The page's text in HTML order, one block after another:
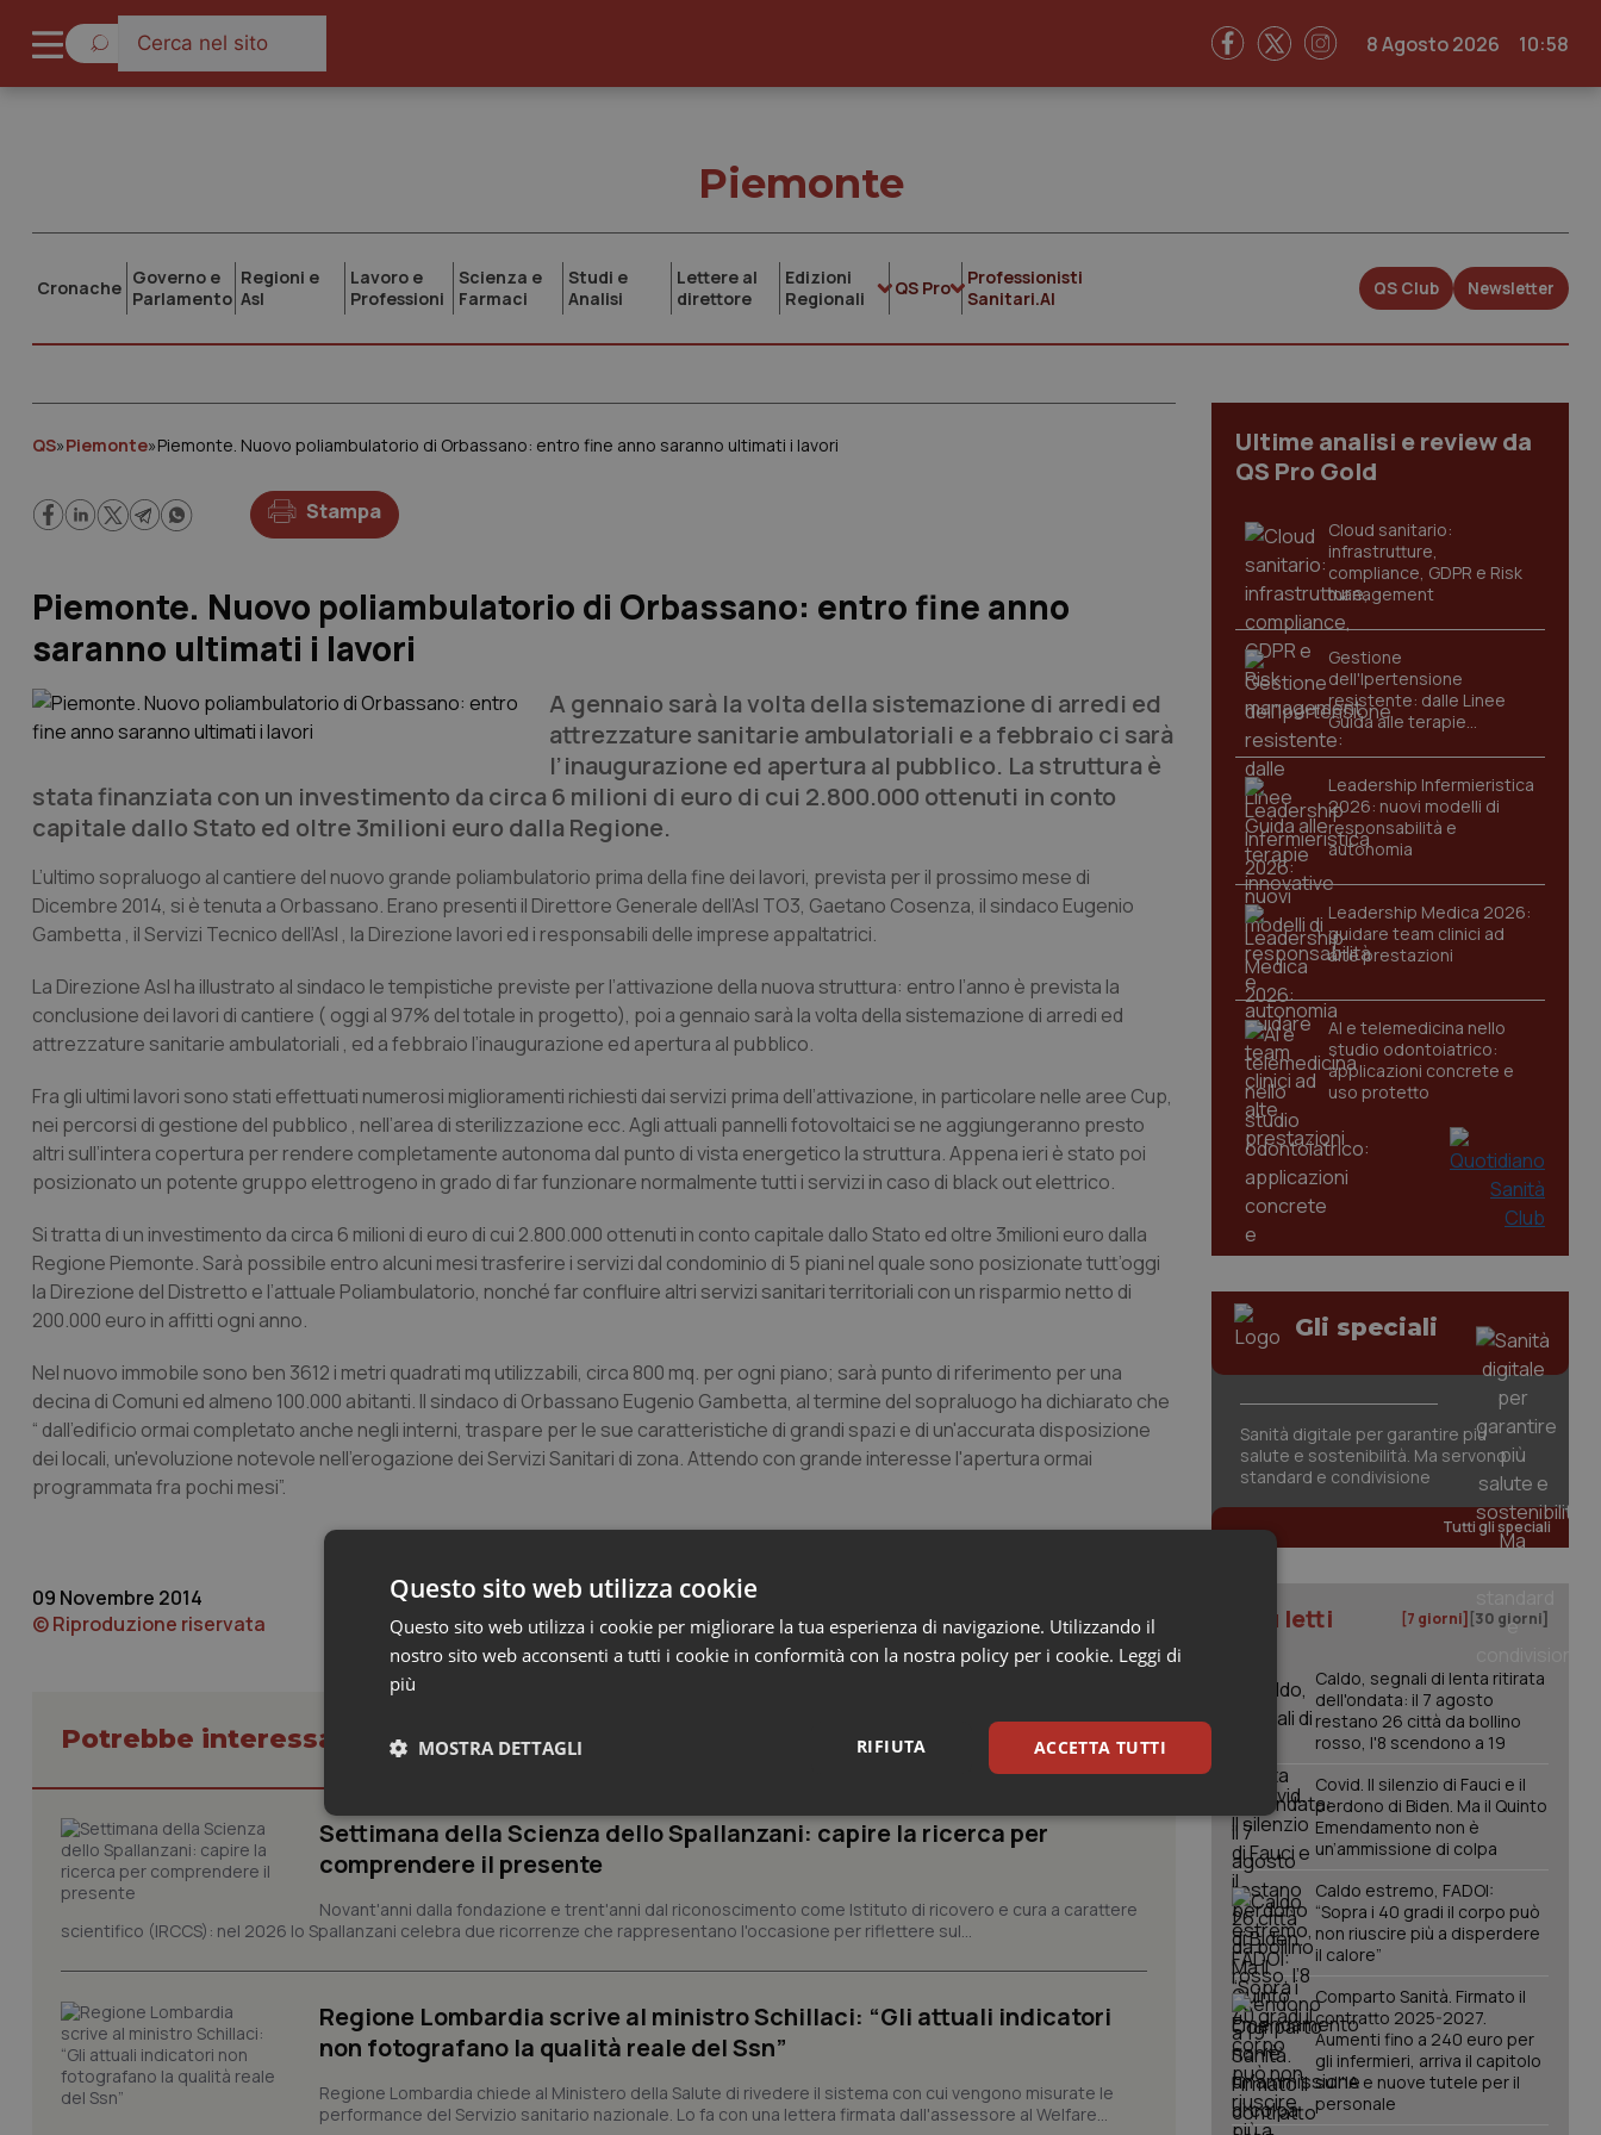
8 Agosto 2026 10:58
Piemonte
Cronache Governo e
Parlamento
Regioni e
Asl
Lavoro e
Professioni
Scienza e
Farmaci
Studi e
Analisi
Lettere al
direttore
Edizioni
Regionali
QS Pro
Professionisti
Sanitari.AI
QS Club Newsletter
QS»Piemonte»Piemonte. Nuovo poliambulatorio di Orbassano: entro fine anno saranno ultimati i lavori
Stampa
Piemonte. Nuovo poliambulatorio di Orbassano: entro fine anno
saranno ultimati i lavori
A gennaio sarà la volta della sistemazione di arredi ed
attrezzature sanitarie ambulatoriali e a febbraio ci sarà
l’inaugurazione ed apertura al pubblico. La struttura è
stata finanziata con un investimento da circa 6 milioni di euro di cui 2.800.000 ottenuti in conto
capitale dallo Stato ed oltre 3milioni euro dalla Regione.
L’ultimo sopraluogo al cantiere del nuovo grande poliambulatorio prima della fine dei lavori, prevista per il prossimo mese di
Dicembre 2014, si è tenuta a Orbassano. Erano presenti il Direttore Generale dell’Asl TO3, Gaetano Cosenza, il sindaco Eugenio
Gambetta , il Servizi Tecnico dell’Asl , la Direzione lavori ed i responsabili delle imprese appaltatrici.
La Direzione Asl ha illustrato al sindaco le tempistiche previste per l’attivazione della nuova struttura: entro l’anno è prevista la
conclusione dei lavori di cantiere ( oggi al 97% del totale in progetto), poi a gennaio sarà la volta della sistemazione di arredi ed
attrezzature sanitarie ambulatoriali , ed a febbraio l’inaugurazione ed apertura al pubblico.
Fra gli ultimi lavori sono stati effettuati numerosi miglioramenti richiesti dai servizi prima dell’attivazione, in particolare nelle aree Cup,
nei percorsi di gestione del pubblico , nell’area di sterilizzazione ecc. Agli attuali pannelli fotovoltaici se ne aggiungeranno presto
altri sull’intera copertura per rendere completamente autonoma dal punto di vista energetico la struttura. Appena ieri è stato poi
posizionato un potente gruppo elettrogeno in grado di far funzionare normalmente tutti i servizi in caso di black out elettrico.
Si tratta di un investimento da circa 6 milioni di euro di cui 2.800.000 ottenuti in conto capitale dallo Stato ed oltre 3milioni euro dalla
Regione Piemonte. Sarà possibile entro alcuni mesi trasferire i servizi dal condominio di 5 piani nel quale sono posizionate tutt’oggi
la Direzione del Distretto e l’attuale Poliambulatorio, nonché far confluire altri servizi sanitari territoriali con un risparmio netto di
200.000 euro in affitti ogni anno.
Nel nuovo immobile sono ben 3612 i metri quadrati mq utilizzabili, circa 800 mq. per ogni piano; sarà punto di riferimento per una
decina di Comuni ed almeno 100.000 abitanti. Il sindaco di Orbassano Eugenio Gambetta, al termine del sopraluogo ha dichiarato che
“ dall'edificio ormai completato anche negli interni, traspare per le sue caratteristiche di grandi spazi e di un'accurata disposizione
dei locali, un'evoluzione notevole nell'erogazione dei Servizi Sanitari di zona. Attendo con grande interesse l'apertura ormai
programmata fra pochi mesi”.
09 Novembre 2014
© Riproduzione riservata
Potrebbe interessarti in Piemonte
Settimana della Scienza dello Spallanzani: capire la ricerca per
comprendere il presente
Novant'anni dalla fondazione e trent'anni dal riconoscimento come Istituto di ricovero e cura a carattere
scientifico (IRCCS): nel 2026 lo Spallanzani celebra due ricorrenze che rappresentano l'occasione per riflettere sul...
Regione Lombardia scrive al ministro Schillaci: “Gli attuali indicatori
non fotografano la qualità reale del Ssn”
Regione Lombardia chiede al Ministero della Salute di rivedere il sistema con cui vengono misurate le
performance del Servizio sanitario nazionale. Lo fa con una lettera firmata dall'assessore al Welfare...
Ultime analisi e review da
QS Pro Gold
Cloud sanitario:
infrastrutture,
compliance, GDPR e Risk
management
Gestione
dell'Ipertensione
resistente: dalle Linee
Guida alle terapie
innovative
Leadership Infermieristica
2026: nuovi modelli di
responsabilità e
autonomia
Leadership Medica 2026:
guidare team clinici ad
alte prestazioni
AI e telemedicina nello
studio odontoiatrico:
applicazioni concrete e
uso protetto
Gli speciali
Sanità digitale per garantire più
salute e sostenibilità. Ma servono
standard e condivisione
Tutti gli speciali
I più letti [7 giorni] [30 giorni]
Caldo, segnali di lenta ritirata
dell'ondata: il 7 agosto
restano 26 città da bollino
rosso, l'8 scendono a 19
Covid. Il silenzio di Fauci e il
perdono di Biden. Ma il Quinto
Emendamento non è
un’ammissione di colpa
Caldo estremo, FADOI:
“Sopra i 40 gradi il corpo può
non riuscire più a disperdere
il calore”
Comparto Sanità. Firmato il
contratto 2025-2027.
Aumenti fino a 240 euro per
gli infermieri, arriva il capitolo
sull'IA e nuove tutele per il
personale
Questo sito web utilizza cookie
Questo sito web utilizza i cookie per migliorare la tua esperienza di navigazione. Utilizzando il
nostro sito web acconsenti a tutti i cookie in conformità con la nostra policy per i cookie. Leggi di
più
ACCETTA TUTTI
RIFIUTA
MOSTRA DETTAGLI
Necessari Statistici Marketing
I cookie necessari contribuiscono a rendere fruibile il sito web abilitandone funzionalità di base quali la navigazione sulle pagine
e l'accesso alle aree protette del sito. Il sito web non è in grado di funzionare correttamente senza questi cookie.
Nome
Fornitore /Dominio Scadenza
Descrizione
VISITOR_PRIVACY_METADATA
YouTube
5 mesi 4
Questo cookie viene utilizzato per memorizzare le